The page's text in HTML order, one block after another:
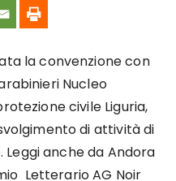
la convenzione con
Nucleo
civile Liguria,
di attività di
anche da Andora
Letterario AG Noir